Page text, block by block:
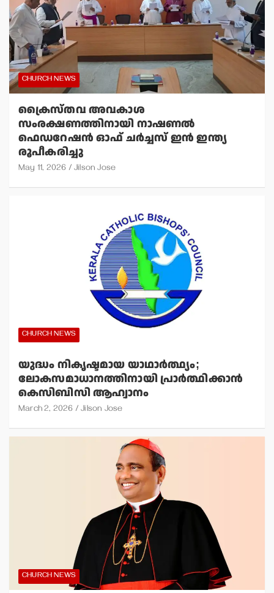
CHURCH NEWS
ക്രൈസ്തവ അവകാശ
സംരക്ഷണത്തിനായി നാഷണല്‍
ഫെഡറേഷന്‍ ഓഫ് ചര്‍ച്ചസ് ഇന്‍ ഇന്ത്യ
രൂപീകരിച്ചു
May 11, 2026 Jilson Jose
CHURCH NEWS
യുദ്ധം നികൃഷ്ടമായ യാഥാര്‍ത്ഥ്യം;
ലോകസമാധാനത്തിനായി പ്രാര്‍ത്ഥിക്കാന്‍
കെസിബിസി ആഹ്വാനം
March 2, 2026 Jilson Jose
CHURCH NEWS